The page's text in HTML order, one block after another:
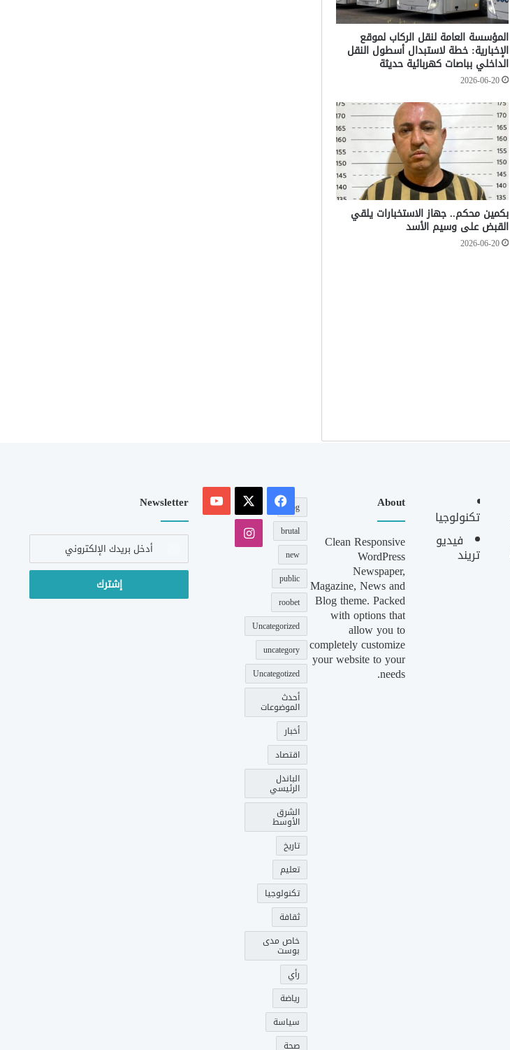
المؤسسة العامة لنقل الركاب لموقع
الإخبارية: خطة لاستبدال أسطول النقل
الداخلي بباصات كهربائية حديثة
2026-06-20
بكمين محكم.. جهاز الاستخبارات يلقي
القبض على وسيم الأسد
2026-06-20
تكنولوجيا
فيديو
تريند
About
Clean Responsive
WordPress
Newspaper,
Magazine, News and
Blog theme. Packed
with options that
allow you to
completely customize
your website to your
needs.
blog
brutal
new
public
roobet
Uncategorized
uncategory
Uncategotized
أحدث
الموضوعات
أخبار
اقتصاد
الباندل
الرئيسي
الشرق
الأوسط
تاريخ
تعليم
تكنولوجيا
ثقافة
خاص مدى
بوست
رأي
رياضة
سياسة
صحة
فيسبوك
‫X
‫YouTube
انستقرام
Newsletter
أدخل
الإلكتروني